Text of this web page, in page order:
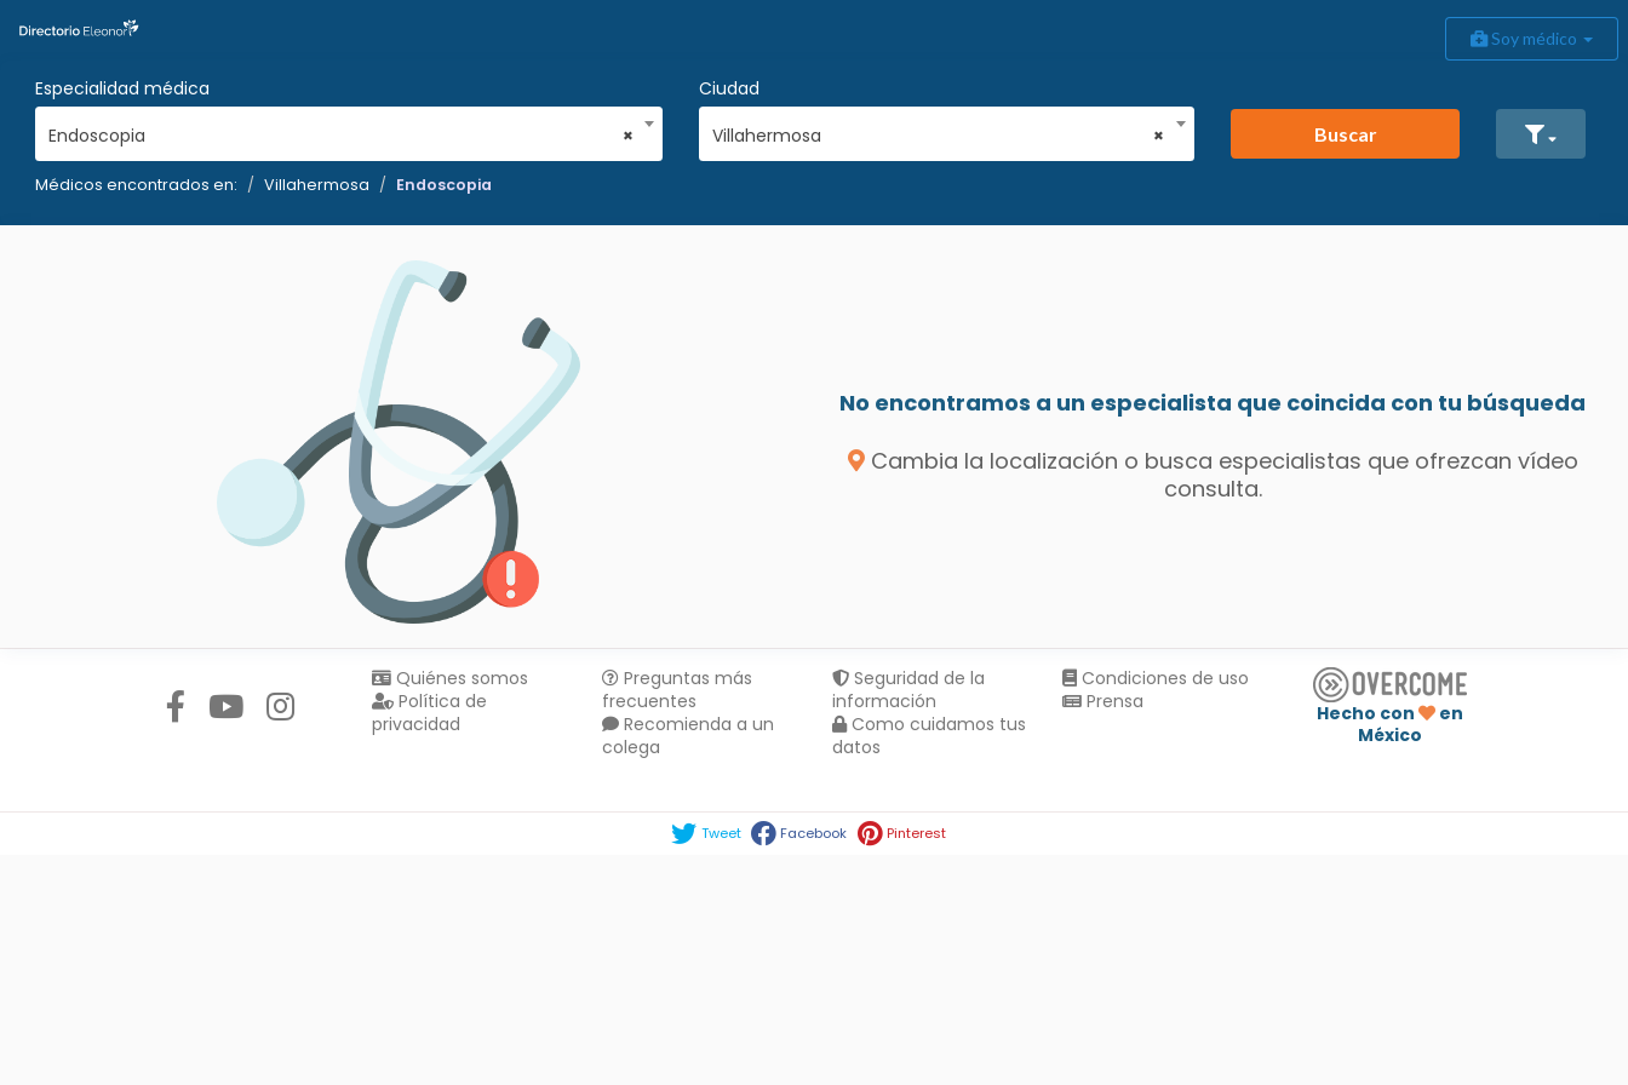
Soy médico
Especialidad médica
×
Endoscopia
Ciudad
×
Villahermosa Buscar
Médicos encontrados en: Villahermosa Endoscopia
No encontramos a un especialista que coincida con tu búsqueda
Cambia la localización o busca especialistas que ofrezcan vídeo
consulta.
Quiénes somos
Política de
privacidad
Preguntas más
frecuentes
Recomienda a un
colega
Seguridad de la
información
Como cuidamos tus
datos
Condiciones de uso
Prensa
Hecho con
en
México
Tweet Facebook Pinterest